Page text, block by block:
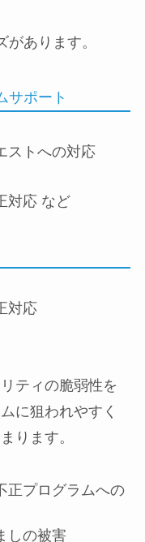
あります。
サポート
ストへの対応
対応 など
対応
ティの脆弱性を
に狙われやすく
ります。
正プログラムへの
しの被害